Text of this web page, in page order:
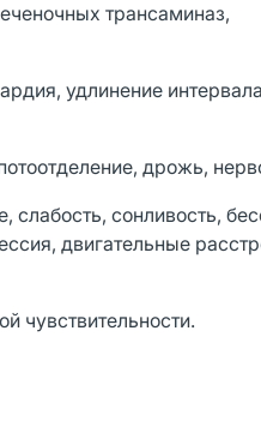
трансаминаз,
удлинение
дрожь,
сонливость,
двигательные
чувствительности.